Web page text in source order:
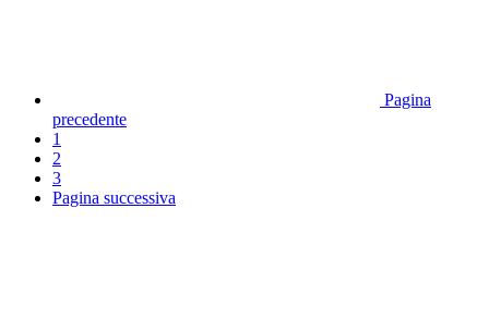
Pagina
precedente
1
2
3
Pagina successiva